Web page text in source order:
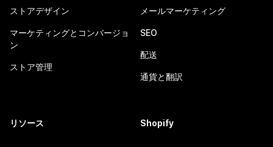
ストアデザイン
マーケティングとコンバージョ
ン
ストア管理
メールマーケティング
SEO
配送
通貨と翻訳
リソース Shopify